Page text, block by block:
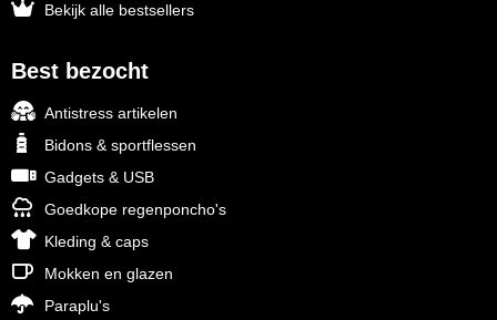
Bekijk alle bestsellers
Best bezocht
Antistress artikelen
Bidons & sportflessen
Gadgets & USB
Goedkope regenponcho's
Kleding & caps
Mokken en glazen
Paraplu's